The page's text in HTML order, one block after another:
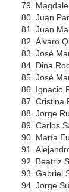
Juan
Juan
Álvaro
José
Dina
José
Ignacio
Cristina
Jorge
Carlos
María
Beatriz
Gabriel
Jorge